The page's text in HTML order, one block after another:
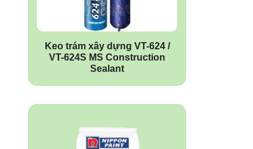
Keo trám xây dựng VT-624 /
VT-624S MS Construction
Sealant